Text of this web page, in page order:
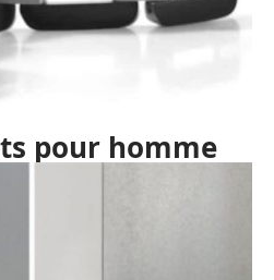
pour homme